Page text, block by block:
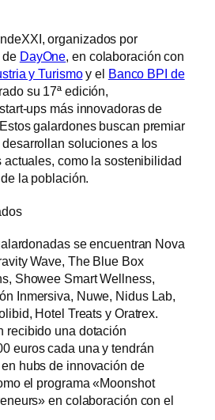
organizados por
de DayOne, en colaboración con
y Turismoy el Banco BPI de
su 17ª edición,
ups más innovadoras de
galardones buscan premiar
soluciones a los
como la sostenibilidad
la población.
se encuentran Nova
Wave, The Blue Box
Showee Smart Wellness,
Inmersiva, Nuwe, Nidus Lab,
Hotel Treats y Oratrex.
recibido una dotación
euros cada una y tendrán
hubs de innovación de
el programa «Moonshot
en colaboración con el